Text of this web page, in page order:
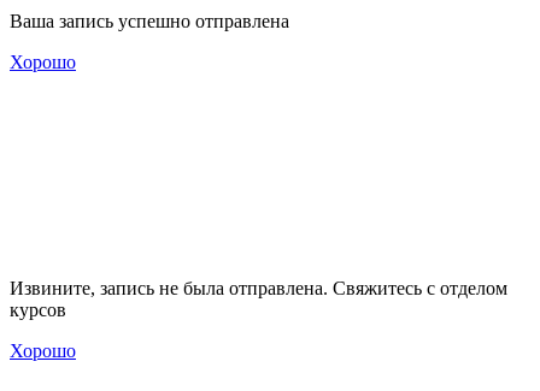
Ваша запись успешно отправлена
Хорошо
Извините, запись не была отправлена. Свяжитесь с отделом
курсов
Хорошо